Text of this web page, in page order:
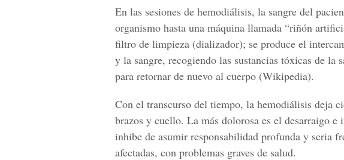
En las sesiones de hemodiálisis, la sangre del
organismo hasta una máquina llamada “riñón
filtro de limpieza (dializador); se produce el
y la sangre, recogiendo las sustancias tóxicas de la
para retornar de nuevo al cuerpo (Wikipedia).
Con el transcurso del tiempo, la hemodiálisis deja
brazos y cuello. La más dolorosa es el desarraigo e
inhibe de asumir responsabilidad profunda y seria
afectadas, con problemas graves de salud.